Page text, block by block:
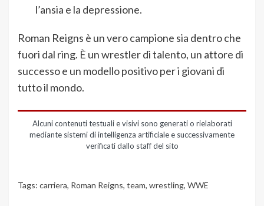
l’ansia e la depressione.
Roman Reigns è un vero campione sia dentro che
fuori dal ring. È un wrestler di talento, un attore di
successo e un modello positivo per i giovani di
tutto il mondo.
Alcuni contenuti testuali e visivi sono generati o rielaborati
mediante sistemi di intelligenza artificiale e successivamente
verificati dallo staff del sito
Tags: carriera, Roman Reigns, team, wrestling, WWE